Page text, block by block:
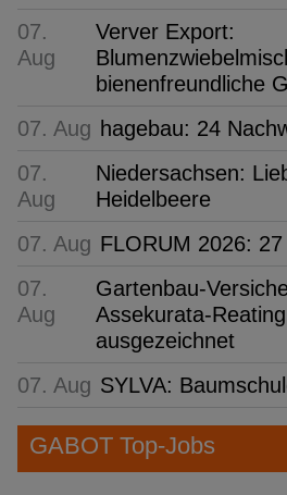
07.
Aug
Verver Export:
bienenfreundliche
07. Aug hagebau: 24
07.
Aug
Niedersachsen:
Heidelbeere
07. Aug FLORUM 2026:
07.
Aug
Gartenbau-
Assekurata-
ausgezeichnet
07. Aug SYLVA:
GABOT Top-Jobs